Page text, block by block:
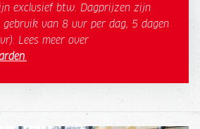
exclusief btw. Dagprijzen zijn
gebruik van 8 uur per dag, 5 dagen
Lees meer over
.